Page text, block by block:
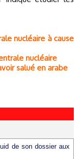
nucléaire à cause
nucléaire
salué en arabe
de son dossier aux